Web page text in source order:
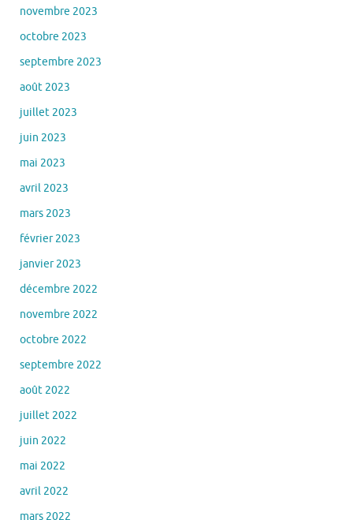
novembre 2023
octobre 2023
septembre 2023
août 2023
juillet 2023
juin 2023
mai 2023
avril 2023
mars 2023
février 2023
janvier 2023
décembre 2022
novembre 2022
octobre 2022
septembre 2022
août 2022
juillet 2022
juin 2022
mai 2022
avril 2022
mars 2022